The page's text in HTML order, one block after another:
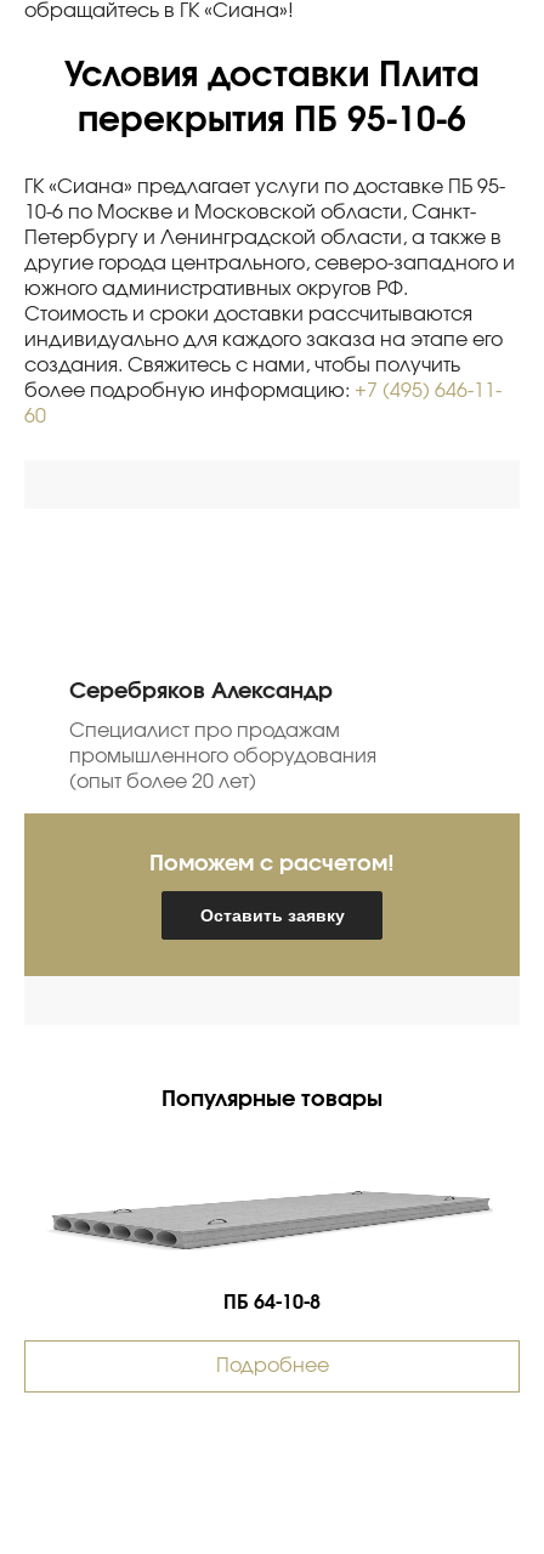
обращайтесь в ГК «Сиана»!
Условия доставки Плита
перекрытия ПБ 95-10-6
ГК «Сиана» предлагает услуги по доставке ПБ 95-
10-6 по Москве и Московской области, Санкт-
Петербургу и Ленинградской области, а также в
другие города центрального, северо-западного и
южного административных округов РФ.
Стоимость и сроки доставки рассчитываются
индивидуально для каждого заказа на этапе его
создания. Свяжитесь с нами, чтобы получить
более подробную информацию: +7 (495) 646-11-
60
Серебряков Александр
Специалист про продажам
промышленного оборудования
(опыт более 20 лет)
Поможем с расчетом!
Оставить заявку
Популярные товары
ПБ 64-10-8
Подробнее